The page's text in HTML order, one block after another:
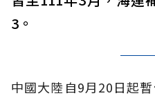
3。
中國大陸自9月20日起